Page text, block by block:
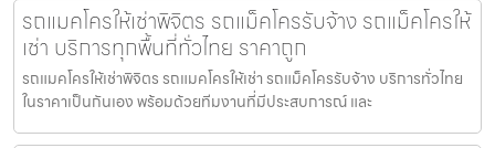
รถแมคโครให้เช่าพิจิตร รถแม็คโครรับจ้าง รถแม็คโครให้
เช่า บริการทุกพื้นที่ทั่วไทย ราคาถูก
รถแมคโครให้เช่าพิจิตร รถแมคโครให้เช่า รถแม็คโครรับจ้าง บริการทั่วไทย
ในราคาเป็นกันเอง พร้อมด้วยทีมงานที่มีประสบการณ์ และ